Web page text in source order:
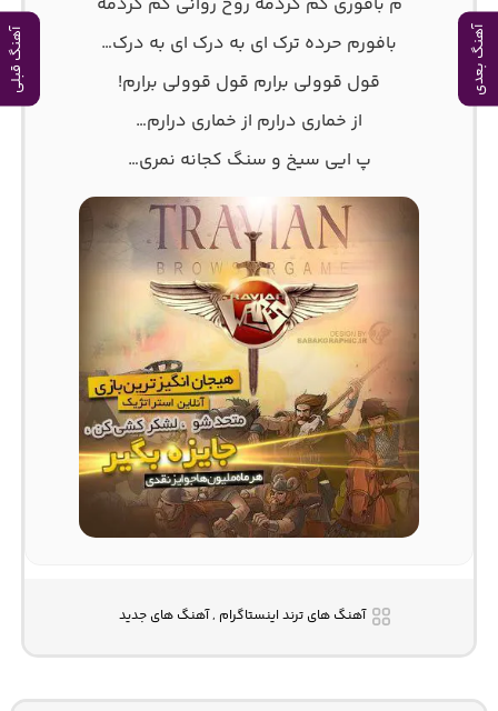
آهنگ بعدی آهنگ قبلی
بافورم حرده ترک ای به درک ای به درک…
قول قوولی برارم قول قوولی برارم!
از خماری درارم از خماری درارم…
پ ایی سیخ و سنگ کجانه نمری…
آهنگ های ترند اینستاگرام , آهنگ های جدید